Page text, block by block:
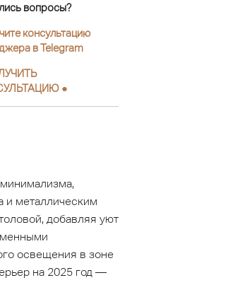
вопросы?
консультацию
в Telegram
●
и металлическим
добавляя уют
освещения в зоне
на 2025 год —